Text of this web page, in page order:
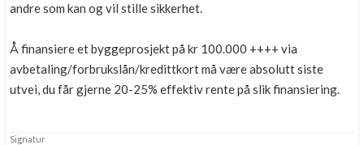
andre som kan og vil stille sikkerhet.
Å finansiere et byggeprosjekt på kr 100.000 ++++ via
avbetaling/forbrukslån/kredittkort må være absolutt siste
utvei, du får gjerne 20-25% effektiv rente på slik finansiering.
Signatur